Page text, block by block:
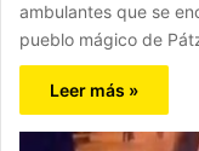
ambulantes que se
pueblo mágico de
Leer más »